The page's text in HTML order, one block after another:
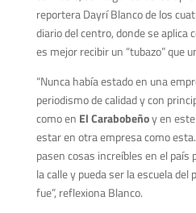
reportera Dayrí Blanco de los
diario del centro, donde se aplica
es mejor recibir un “tubazo” que
“Nunca había estado en una
periodismo de calidad y con
como en El Carabobeñoy en
estar en otra empresa como
pasen cosas increíbles en el país
la calle y pueda ser la escuela
fue”, reflexiona Blanco.